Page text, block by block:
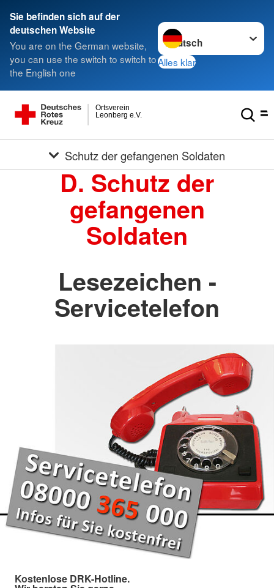
Sie befinden sich auf der
deutschen Website
You are on the German website,
you can use the switch to switch to
the English one
Sprache wechseln zu
Alles klar
Leonberg e.V.
Ortsverein
Schutz der gefangenen Soldaten
D. Schutz der
gefangenen
Soldaten
Lesezeichen -
Servicetelefon
Kostenlose DRK-Hotline.